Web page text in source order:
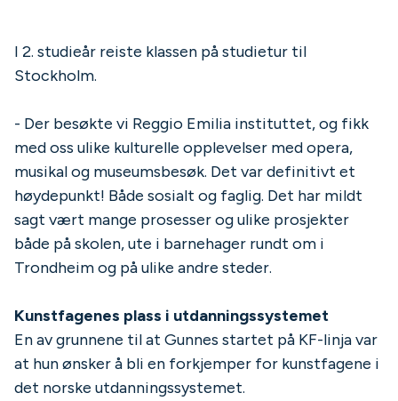
I 2. studieår reiste klassen på studietur til
Stockholm.
- Der besøkte vi Reggio Emilia instituttet, og fikk
med oss ulike kulturelle opplevelser med opera,
musikal og museumsbesøk. Det var definitivt et
høydepunkt! Både sosialt og faglig. Det har mildt
sagt vært mange prosesser og ulike prosjekter
både på skolen, ute i barnehager rundt om i
Trondheim og på ulike andre steder.
Kunstfagenes plass i utdanningssystemet
En av grunnene til at Gunnes startet på KF-linja var
at hun ønsker å bli en forkjemper for kunstfagene i
det norske utdanningssystemet.